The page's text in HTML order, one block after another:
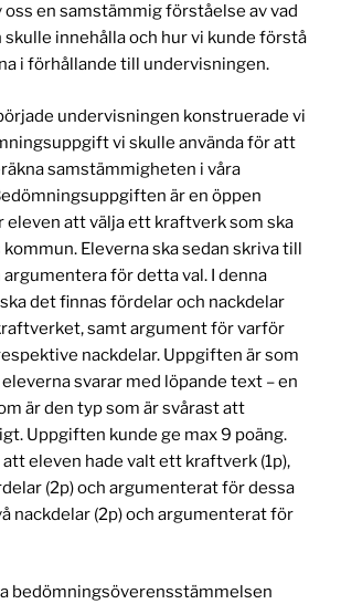
oss en samstämmig förståelse av vad
innehålla och hur vi kunde förstå
i förhållande till undervisningen.
undervisningen konstruerade vi
vi skulle använda för att
samstämmigheten i våra
är en öppen
eleven att välja ett kraftverk som ska
kommun. Eleverna ska sedan skriva till
för detta val. I denna
det finnas fördelar och nackdelar
samt argument för varför
nackdelar. Uppgiften är som
svarar med löpande text – en
är den typ som är svårast att
Uppgiften kunde ge max 9 poäng.
eleven hade valt ett kraftverk (1p),
(2p) och argumenterat för dessa
nackdelar (2p) och argumenterat för
bedömningsöverensstämmelsen